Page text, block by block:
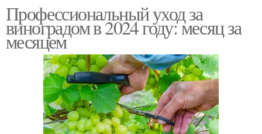
Урожай в июне
Профессиональный уход за
виноградом в 2024 году: месяц за
месяцем